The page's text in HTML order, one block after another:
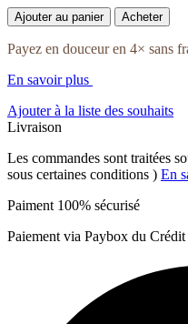
quantité
de
Rustic
Moire
Coloris
282
Ajouter au panier Acheter
Payez en douceur en 4× sans
En savoir plus
Ajouter à la liste des souhaits
Livraison
Les commandes sont traitées
sous certaines conditions ) En
Paiment 100% sécurisé
Paiement via Paybox du